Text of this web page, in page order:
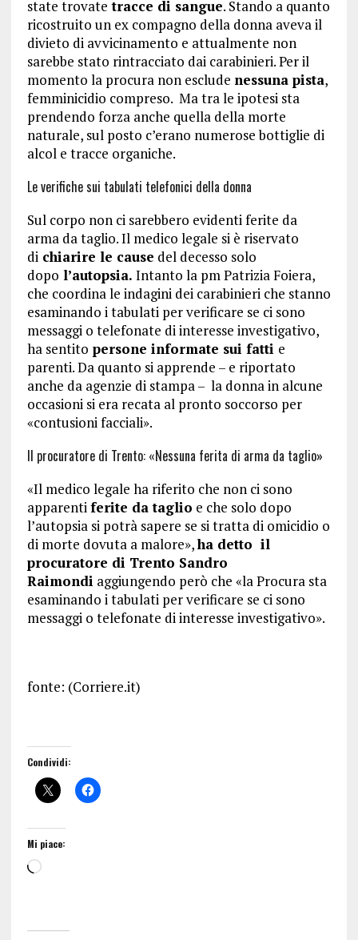
state trovate tracce di sangue. Stando a quanto
ricostruito un ex compagno della donna aveva il
divieto di avvicinamento e attualmente non
sarebbe stato rintracciato dai carabinieri. Per il
momento la procura non esclude nessuna pista,
femminicidio compreso. Ma tra le ipotesi sta
prendendo forza anche quella della morte
naturale, sul posto c’erano numerose bottiglie di
alcol e tracce organiche.
Le verifiche sui tabulati telefonici della donna
Sul corpo non ci sarebbero evidenti ferite da
arma da taglio. Il medico legale si è riservato
dichiarire le cause del decesso solo
dopo l’autopsia. Intanto la pm Patrizia Foiera,
che coordina le indagini dei carabinieri che stanno
esaminando i tabulati per verificare se ci sono
messaggi o telefonate di interesse investigativo,
ha sentito persone informate sui fatti e
parenti. Da quanto si apprende – e riportato
anche da agenzie di stampa – la donna in alcune
occasioni si era recata al pronto soccorso per
«contusioni facciali».
Il procuratore di Trento: «Nessuna ferita di arma da taglio»
«Il medico legale ha riferito che non ci sono
apparentiferite da taglio e che solo dopo
l’autopsia si potrà sapere se si tratta di omicidio o
di morte dovuta a malore»,ha detto il
procuratore di Trento Sandro
Raimondi aggiungendo però che «la Procura sta
esaminando i tabulati per verificare se ci sono
messaggi o telefonate di interesse investigativo».
fonte: (Corriere.it)
Condividi:
Mi piace: